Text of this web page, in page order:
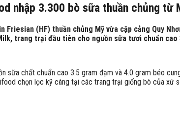
nhập 3.300 bò sữa thuần chủng từ
Friesian (HF) thuần chủng Mỹ vừa cập cảng Quy
trang trại đầu tiên cho nguồn sữa tươi chuẩn
sữa chất chuẩn cao 3.5 gram đạm và 4.0 gram béo
chọn lọc kỹ càng tại các trang trại giống bò của